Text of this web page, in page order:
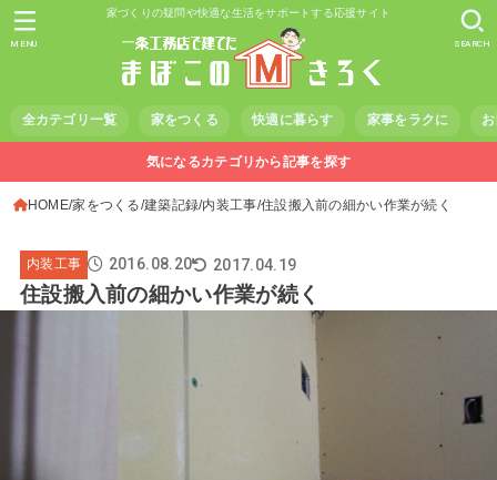
家づくりの疑問や快適な生活をサポートする応援サイト
全カテゴリ一覧 家をつくる 快適に暮らす 家事をラクに
SEARCH
MENU
気になるカテゴリから記事を探す
HOME 家をつくる 建築記録 内装工事 住設搬入前の細かい作業が続く
内装工事 2016.08.20 2017.04.19
住設搬入前の細かい作業が続く